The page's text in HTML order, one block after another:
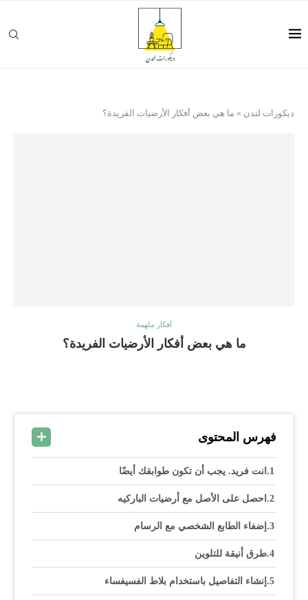
ديكورات لندن » ما هي بعض أفكار الأرضيات الفريدة؟
أفكار ملهمة
ما هي بعض أفكار الأرضيات الفريدة؟
فهرس المحتوى
انت فريد. يجب أن تكون طوابقك أيضًا
احصل على الأصل مع أرضيات الباركيه
إضفاء الطابع الشخصي مع الرسام
طرق أنيقة للتلوين
إنشاء التفاصيل باستخدام بلاط الفسيفساء